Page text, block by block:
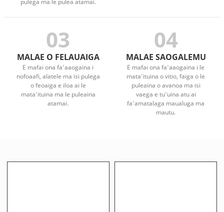
pulega ma le pulea atamai.
03
MALAE O FELAUAIGA
E mafai ona faʻaaogaina i
nofoaafi, alatele ma isi pulega
o feoaiga e iloa ai le
mataʻituina ma le puleaina
atamai.
04
MALAE SAOGALEMU
E mafai ona faʻaaogaina i le
mataʻituina o vitio, faiga o le
puleaina o avanoa ma isi
vaega e tuʻuina atu ai
faʻamatalaga maualuga ma
mautu.